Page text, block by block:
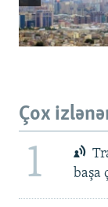
Çox
1
başa